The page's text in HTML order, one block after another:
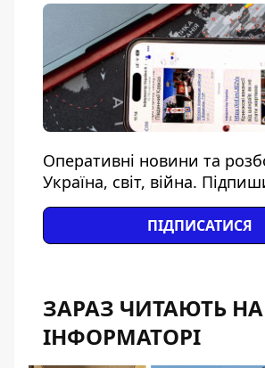
Оперативні новини та
Україна, світ, війна.
ПІДПИСАТИСЯ
ЗАРАЗ ЧИТАЮТЬ НА
ІНФОРМАТОРІ